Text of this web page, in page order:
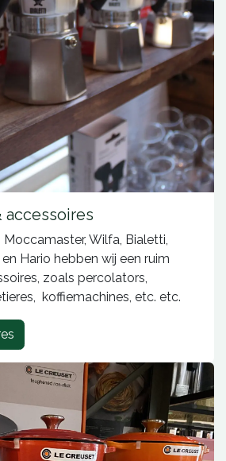
accessoires
Moccamaster, Wilfa, Bialetti,
Hario hebben wij een ruim
zoals percolators,
koffiemachines, etc. etc.